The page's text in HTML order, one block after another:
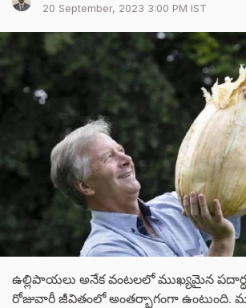
20 September, 2023 3:00 PM IST
ఉల్లిపాయలు అనేక వంటలలో ముఖ్యమైన
రోజువారీ జీవితంలో అంతర్భాగంగా ఉంటుంది.